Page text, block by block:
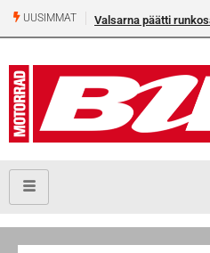
UUSIMMAT Valsarna päätti